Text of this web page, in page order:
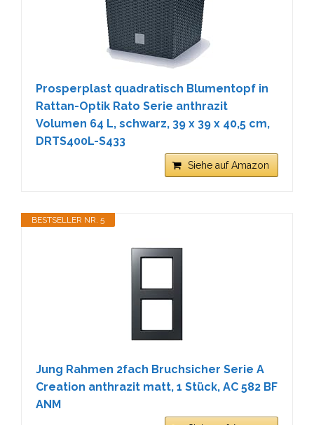
Prosperplast quadratisch Blumentopf in
Rattan-Optik Rato Serie anthrazit
Volumen 64 L, schwarz, 39 x 39 x 40,5 cm,
DRTS400L-S433
Siehe auf Amazon
BESTSELLER NR. 5
Jung Rahmen 2fach Bruchsicher Serie A
Creation anthrazit matt, 1 Stück, AC 582 BF
ANM